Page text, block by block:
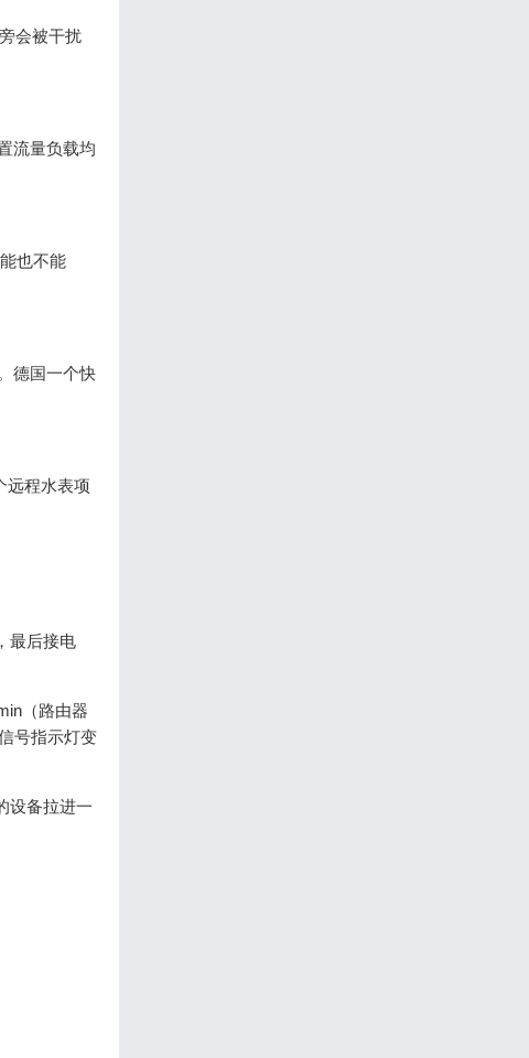
会被干扰
流量负载均
也不能
德国一个快
远程水表项
最后接电
（路由器
号指示灯变
设备拉进一